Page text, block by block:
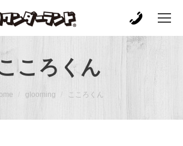
ころくん
glooming こころくん